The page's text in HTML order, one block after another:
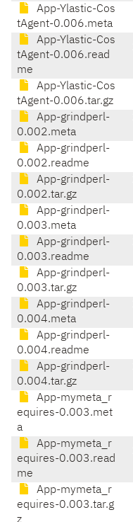
App-Ylastic-Cos
tAgent-0.006.meta
App-Ylastic-Cos
tAgent-0.006.read
me
App-Ylastic-Cos
tAgent-0.006.tar.gz
App-grindperl-
0.002.meta
App-grindperl-
0.002.readme
App-grindperl-
0.002.tar.gz
App-grindperl-
0.003.meta
App-grindperl-
0.003.readme
App-grindperl-
0.003.tar.gz
App-grindperl-
0.004.meta
App-grindperl-
0.004.readme
App-grindperl-
0.004.tar.gz
App-mymeta_r
equires-0.003.met
a
App-mymeta_r
equires-0.003.read
me
App-mymeta_r
equires-0.003.tar.g